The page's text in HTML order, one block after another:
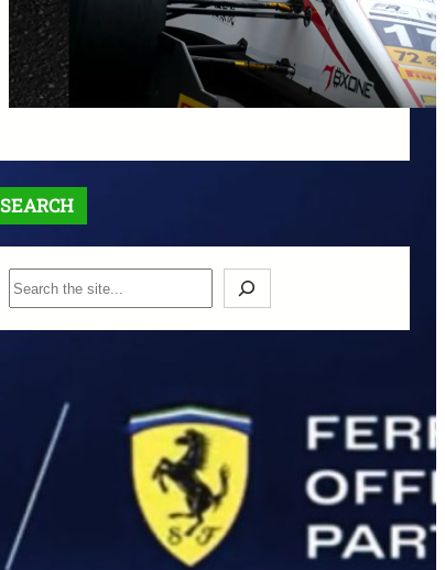
【最大$6,000】BigBoss ラッキ
ードロー＆入金ボーナスキャン
ペーン開催中！
1月 12, 2026
SEARCH
S
e
a